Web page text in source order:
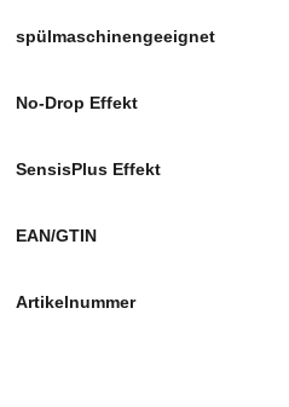
spülmaschinengeeignet
No-Drop Effekt
SensisPlus Effekt
EAN/GTIN
Artikelnummer